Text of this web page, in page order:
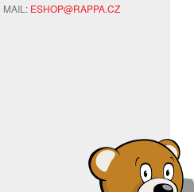
MAIL: ESHOP@RAPPA.CZ